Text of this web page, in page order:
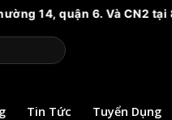
6. Và CN2 tại 81
Tin Tức Tuyển Dụng